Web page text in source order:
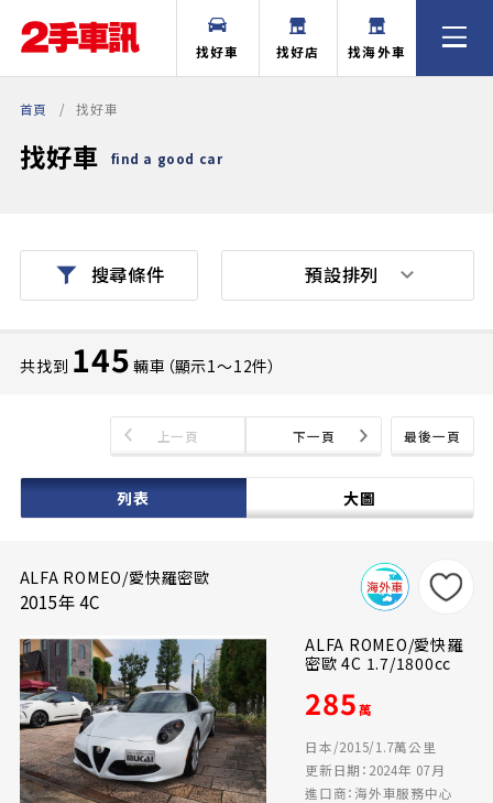
找好車 找好店 找海外車
首頁 找好車
找好車 find a good car
搜尋條件
共找到 145 輛車（顯示1〜12件）
最後一頁
上一頁 下一頁
列表 大圖
預設排列
ALFA ROMEO/愛快羅密歐
2015年 4C
ALFA ROMEO/愛快羅
密歐 4C 1.7/1800cc
285萬
日本/2015/1.7萬公里
更新日期：2024年 07月
進口商：海外車服務中心